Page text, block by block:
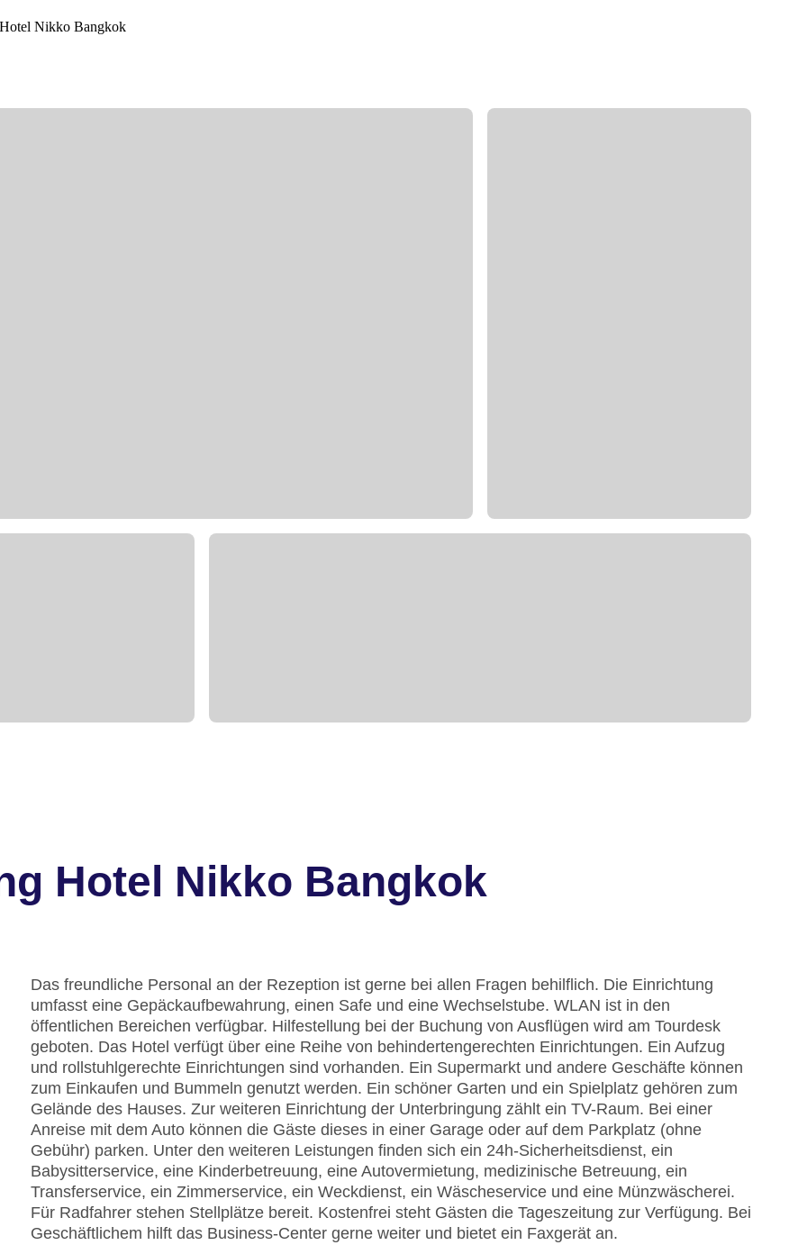
Hotel Nikko Bangkok
Das freundliche Personal an der Rezeption ist gerne bei allen Fragen behilflich. Die Einrichtung
umfasst eine Gepäckaufbewahrung, einen Safe und eine Wechselstube. WLAN ist in den
öffentlichen Bereichen verfügbar. Hilfestellung bei der Buchung von Ausflügen wird am Tourdesk
geboten. Das Hotel verfügt über eine Reihe von behindertengerechten Einrichtungen. Ein Aufzug
und rollstuhlgerechte Einrichtungen sind vorhanden. Ein Supermarkt und andere Geschäfte können
zum Einkaufen und Bummeln genutzt werden. Ein schöner Garten und ein Spielplatz gehören zum
Gelände des Hauses. Zur weiteren Einrichtung der Unterbringung zählt ein TV-Raum. Bei einer
Anreise mit dem Auto können die Gäste dieses in einer Garage oder auf dem Parkplatz (ohne
Gebühr) parken. Unter den weiteren Leistungen finden sich ein 24h-Sicherheitsdienst, ein
Babysitterservice, eine Kinderbetreuung, eine Autovermietung, medizinische Betreuung, ein
Transferservice, ein Zimmerservice, ein Weckdienst, ein Wäscheservice und eine Münzwäscherei.
Für Radfahrer stehen Stellplätze bereit. Kostenfrei steht Gästen die Tageszeitung zur Verfügung. Bei
Geschäftlichem hilft das Business-Center gerne weiter und bietet ein Faxgerät an.